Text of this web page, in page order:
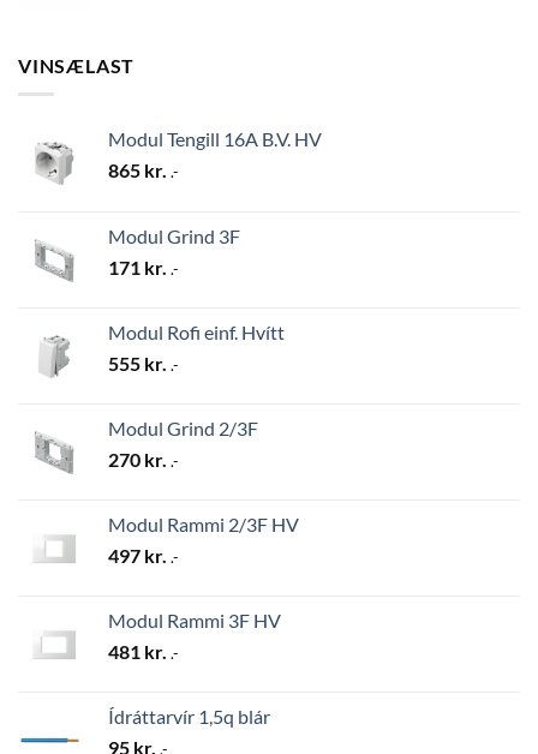
VINSÆLAST
Modul Tengill 16A B.V. HV
865 kr. .-
Modul Grind 3F
171 kr. .-
Modul Rofi einf. Hvítt
555 kr. .-
Modul Grind 2/3F
270 kr. .-
Modul Rammi 2/3F HV
497 kr. .-
Modul Rammi 3F HV
481 kr. .-
Ídráttarvír 1,5q blár
95 kr. .-